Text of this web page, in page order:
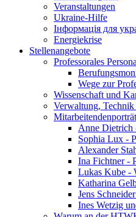
Veranstaltungen
Ukraine-Hilfe
Інформація для
Energiekrise
Stellenangebote
Professorales
Wege zur
Wissenschaft und
Verwaltung,
Anne Dietrich
Sophia Lux -
Alexander
Ina Fichtner -
Lukas Kube -
Katharina
Jens
Ines Wetzig